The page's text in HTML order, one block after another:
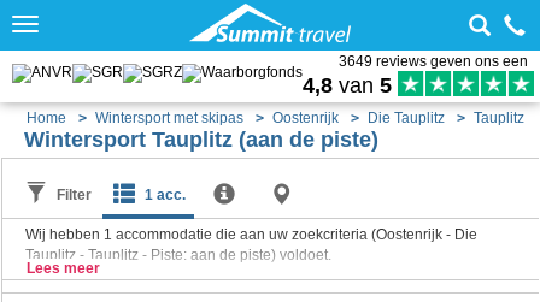
Toggle
3649 reviews geven ons een
4,8 van 5
Home Wintersport met skipas Oostenrijk Die Tauplitz Tauplitz
Wintersport Tauplitz (aan de piste)
Filter 1 acc.
Wij hebben 1 accommodatie die aan uw zoekcriteria (Oostenrijk - Die
Tauplitz - Tauplitz - Piste: aan de piste) voldoet.
Lees meer